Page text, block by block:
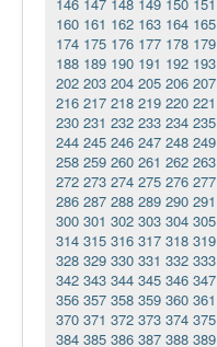
146 147 148 149 150 151
160 161 162 163 164 165
174 175 176 177 178 179
188 189 190 191 192 193
202 203 204 205 206 207
216 217 218 219 220 221
230 231 232 233 234 235
244 245 246 247 248 249
258 259 260 261 262 263
272 273 274 275 276 277
286 287 288 289 290 291
300 301 302 303 304 305
314 315 316 317 318 319
328 329 330 331 332 333
342 343 344 345 346 347
356 357 358 359 360 361
370 371 372 373 374 375
384 385 386 387 388 389